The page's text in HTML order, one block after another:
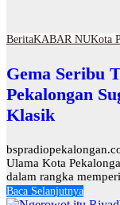
BeritaKABAR NUKota
Gema Seribu
Pekalongan
Klasik
Ulama Kota
dalam rangka
Baca Selanjutnya